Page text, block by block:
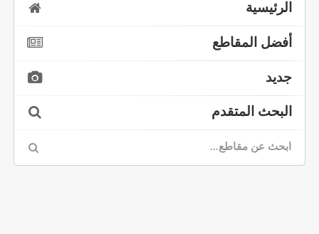
الرئيسية
أفضل المقاطع
جديد
البحث المتقدم